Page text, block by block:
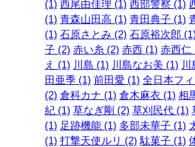
(1) 西尾由佳理 (1) 西部警察 (1)
(1) 青森山田高 (1) 青田典子 (1)
(1) 石原さとみ (2) 石原裕次郎
子 (2) 赤い糸 (2) 赤西 (1) 赤西仁
え (1) 川島 (1) 川島なお美 (1)
田亜季 (1) 前田愛 (1) 全日本フ
(2) 倉科カナ (1) 倉木麻衣 (1) 相
紀 (1) 草なぎ剛 (2) 草刈民代 (1)
(1) 足跡機能 (1) 多部未華子 (1)
(1) 打撃天使ルリ (2) 駄菓子 (1)